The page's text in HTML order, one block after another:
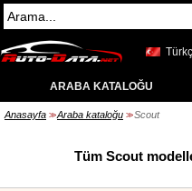
ARABA KATALOĞU
Anasayfa >> Araba kataloğu >> Scout
Tüm Scout